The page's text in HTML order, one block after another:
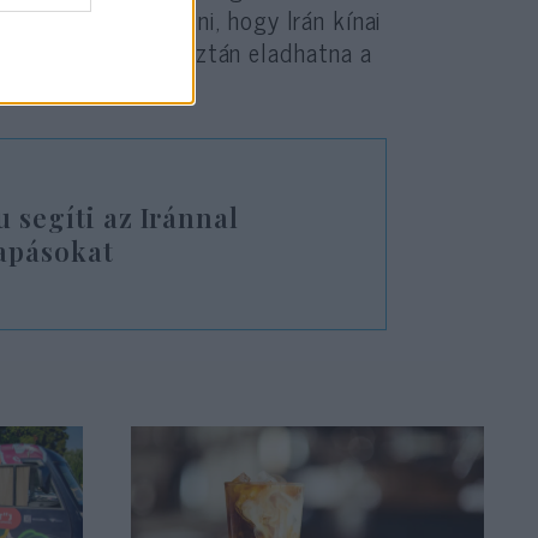
fogja akadályozni, hogy Irán kínai
amelyeket aztán eladhatna a
segíti az Iránnal